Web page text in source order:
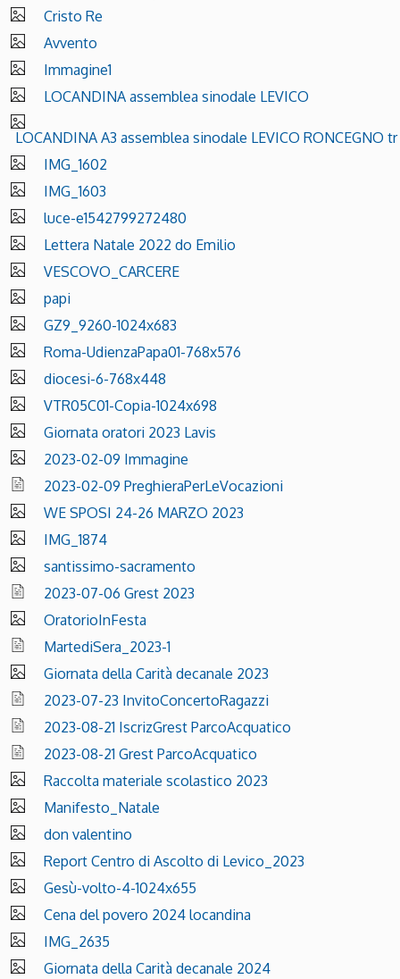
Cristo Re
Avvento
Immagine1
LOCANDINA assemblea sinodale LEVICO
LOCANDINA A3 assemblea sinodale LEVICO RONCEGNO tr
IMG_1602
IMG_1603
luce-e1542799272480
Lettera Natale 2022 do Emilio
VESCOVO_CARCERE
papi
GZ9_9260-1024x683
Roma-UdienzaPapa01-768x576
diocesi-6-768x448
VTR05C01-Copia-1024x698
Giornata oratori 2023 Lavis
2023-02-09 Immagine
2023-02-09 PreghieraPerLeVocazioni
WE SPOSI 24-26 MARZO 2023
IMG_1874
santissimo-sacramento
2023-07-06 Grest 2023
OratorioInFesta
MartediSera_2023-1
Giornata della Carità decanale 2023
2023-07-23 InvitoConcertoRagazzi
2023-08-21 IscrizGrest ParcoAcquatico
2023-08-21 Grest ParcoAcquatico
Raccolta materiale scolastico 2023
Manifesto_Natale
don valentino
Report Centro di Ascolto di Levico_2023
Gesù-volto-4-1024x655
Cena del povero 2024 locandina
IMG_2635
Giornata della Carità decanale 2024